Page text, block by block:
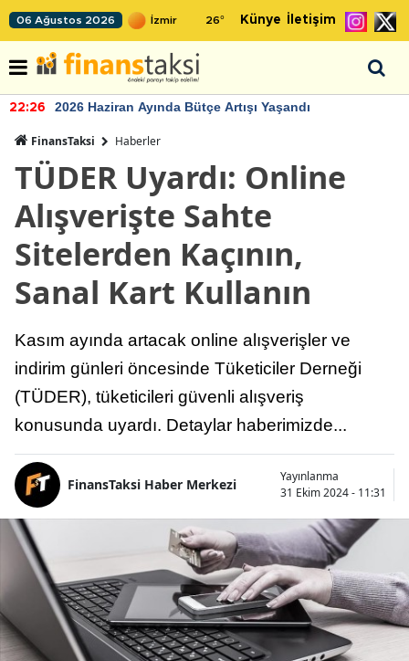
06 Ağustos 2026 26° Künye İletişim
22:26 2026 Haziran Ayında Bütçe Artışı Yaşandı
FinansTaksi Haberler
TÜDER Uyardı: Online
Alışverişte Sahte
Sitelerden Kaçının,
Sanal Kart Kullanın
Kasım ayında artacak online alışverişler ve
indirim günleri öncesinde Tüketiciler Derneği
(TÜDER), tüketicileri güvenli alışveriş
konusunda uyardı. Detaylar haberimizde...
FinansTaksi Haber Merkezi
Yayınlanma
31 Ekim 2024 - 11:31